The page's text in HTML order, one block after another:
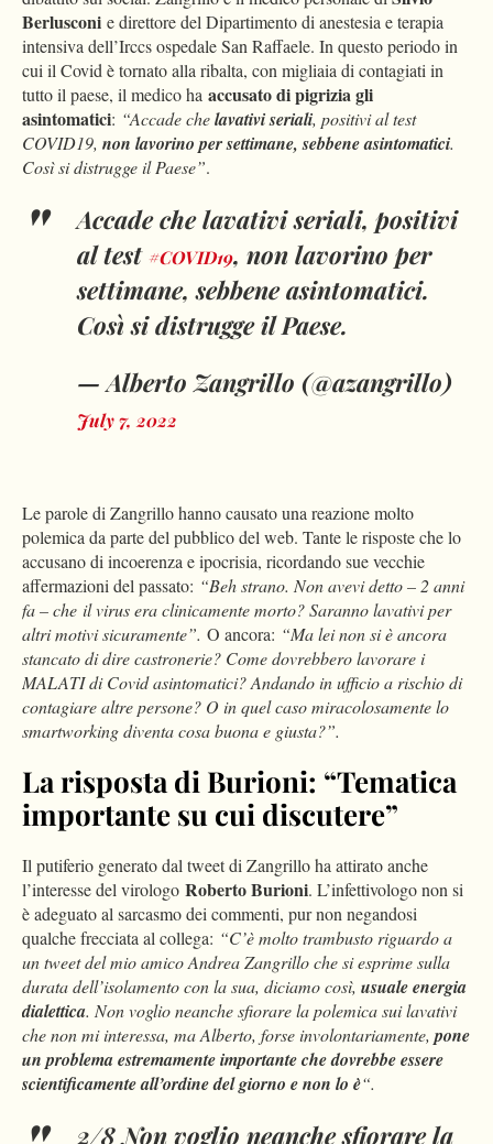
Berlusconi e direttore del Dipartimento di anestesia e terapia
intensiva dell’Irccs ospedale San Raffaele. In questo periodo in
cui il Covid è tornato alla ribalta, con migliaia di contagiati in
tutto il paese, il medico ha accusato di pigrizia gli
asintomatici: “Accade chelavativi seriali, positivi al test
COVID19, non lavorino per settimane, sebbene asintomatici.
Così si distrugge il Paese”.
Accade che lavativi seriali, positivi
al test #COVID19, non lavorino per
settimane, sebbene asintomatici.
Così si distrugge il Paese.
— Alberto Zangrillo (@azangrillo)
July 7, 2022
Le parole di Zangrillo hanno causato una reazione molto
polemica da parte del pubblico del web. Tante le risposte che lo
accusano di incoerenza e ipocrisia, ricordando sue vecchie
affermazioni del passato: “Beh strano. Non avevi detto – 2 anni
fa – che il virus era clinicamente morto? Saranno lavativi per
altri motivi sicuramente”. O ancora: “Ma lei non si è ancora
stancato di dire castronerie? Come dovrebbero lavorare i
MALATI di Covid asintomatici? Andando in ufficio a rischio di
contagiare altre persone? O in quel caso miracolosamente lo
smartworking diventa cosa buona e giusta?”.
La risposta di Burioni: “Tematica
importante su cui discutere”
Il putiferio generato dal tweet di Zangrillo ha attirato anche
l’interesse del virologo Roberto Burioni. L’infettivologo non si
è adeguato al sarcasmo dei commenti, pur non negandosi
qualche frecciata al collega: “C’è molto trambusto riguardo a
un tweet del mio amico Andrea Zangrilloche si esprime sulla
durata dell’isolamento con la sua, diciamo così, usuale energia
dialettica. Non voglio neanche sfiorare la polemica sui lavativi
che non mi interessa, ma Alberto, forse involontariamente,pone
un problema estremamente importante che dovrebbe essere
scientificamente all’ordine del giorno e non lo è“.
2/8 Non voglio neanche sfiorare la